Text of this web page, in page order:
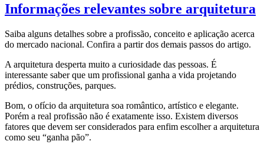
Informações relevantes sobre arquitetura
Saiba alguns detalhes sobre a profissão, conceito e aplicação acerca
do mercado nacional. Confira a partir dos demais passos do artigo.
A arquitetura desperta muito a curiosidade das pessoas. É
interessante saber que um profissional ganha a vida projetando
prédios, construções, parques.
Bom, o ofício da arquitetura soa romântico, artístico e elegante.
Porém a real profissão não é exatamente isso. Existem diversos
fatores que devem ser considerados para enfim escolher a arquitetura
como seu “ganha pão”.